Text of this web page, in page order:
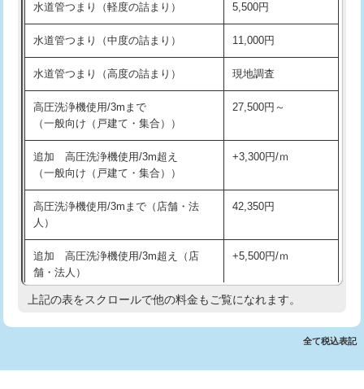
洗面台設置 38,500円
化粧台設置 22,000円
追加人工 16,500円
廃棄・処分 現場見積
※給水管工事は20mmまでの価格です。
交換・取付(排水栓・排水トラップ
22,000円+材料費
持込商品取付（混合水栓）
持込商品取付（浄水器・分岐水栓） 16,500円
業）
排水管工事（追加 排水管工事/3ｍ超
え）
マス交換（土の掘削・埋め戻し作業） 11,000円~
水道管つまり（軽度の詰まり） 5,500円
水道管つまり（中度の詰まり） 11,000円
水道管つまり（高度の詰まり） 現地調査
高圧洗浄機使用/3mまで
（一般向け（戸建て・集合））
27,500円～
追加 高圧洗浄機使用/3m超え
（一般向け（戸建て・集合））
+3,300円/ｍ
高圧洗浄機使用/3mまで（店舗・法
人）
42,350円
追加 高圧洗浄機使用/3m超え（店
舗・法人）
+5,500円/ｍ
高度高圧洗浄換 現地調査
トーラー機使用/3mまで 33,000円
上記の表をスクロールで他の料金もご覧になれます。
全て税込表記